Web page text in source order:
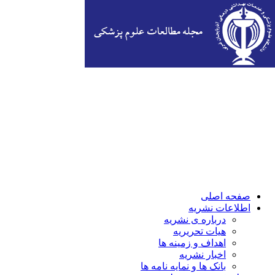
صفحه اصلی
اطلاعات نشریه
درباره ی نشریه
هیات تحریریه
اهداف و زمینه ها
اخبار نشریه
بانک ها و نمایه نامه ها